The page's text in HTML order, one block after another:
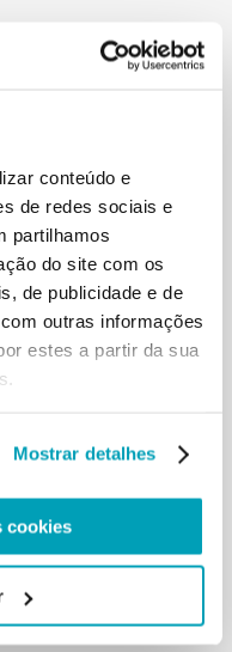
conteúdo e
de redes sociais e
partilhamos
do site com os
de publicidade e de
outras informações
estes a partir da sua
Mostrar detalhes
cookies
no porto de
causou morte e
perderam a
Líbano a 1 de julho,
cristãos,
do povo
invocámos a Deus
difícil crise. Hoje
gestos concretos,
ir visitar-vos é
uma mensagem
de paz para todo